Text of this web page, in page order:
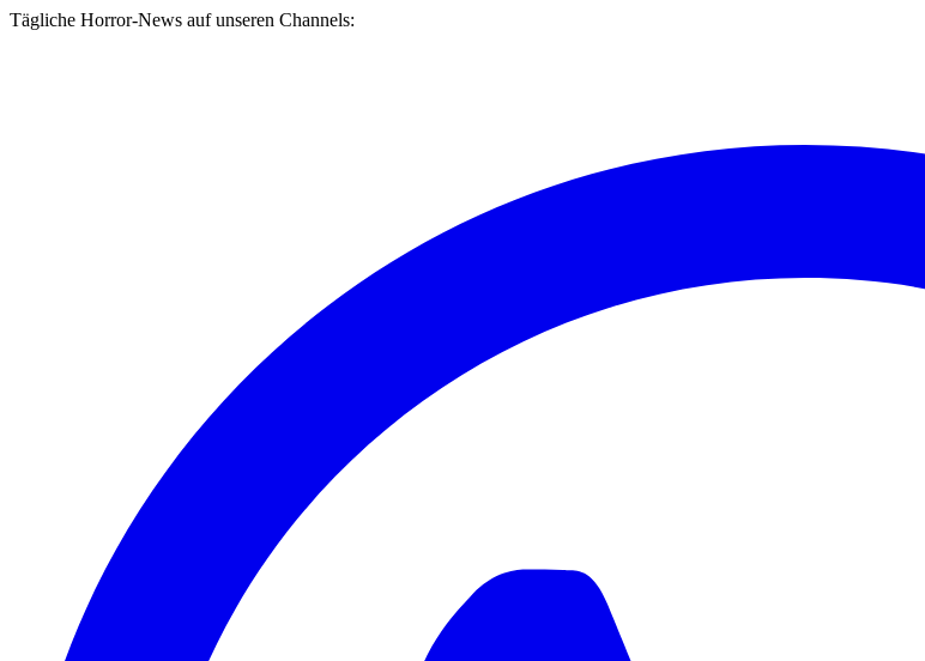
Tägliche Horror-News auf unseren Channels: